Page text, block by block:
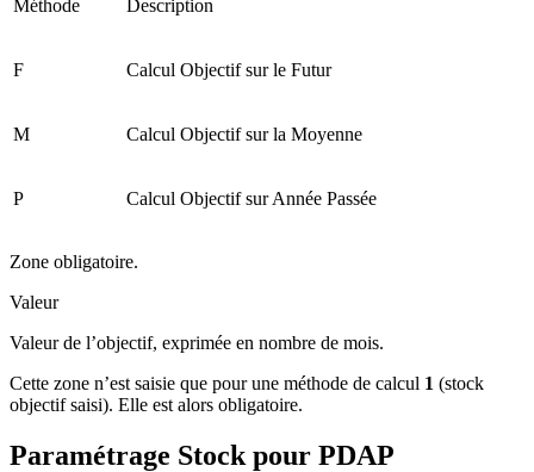
Méthode Description
F Calcul Objectif sur le Futur
M Calcul Objectif sur la Moyenne
P Calcul Objectif sur Année Passée
Zone obligatoire.
Valeur
Valeur de l’objectif, exprimée en nombre de mois.
Cette zone n’est saisie que pour une méthode de calcul 1 (stock
objectif saisi). Elle est alors obligatoire.
Paramétrage Stock pour PDAP